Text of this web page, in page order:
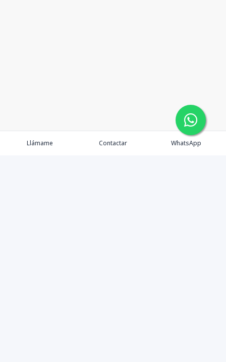
Llámame Contactar WhatsApp